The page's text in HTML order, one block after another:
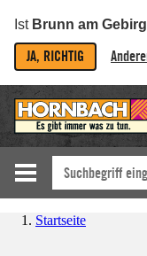
Ist Brunn am
JA, RICHTIG
Startseite